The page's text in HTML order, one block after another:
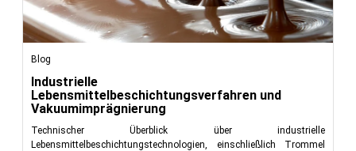
Blog
Industrielle
Lebensmittelbeschichtungsverfahren und
Vakuumimprägnierung
Technischer Überblick über industrielle
Lebensmittelbeschichtungstechnologien, einschließlich Trommel